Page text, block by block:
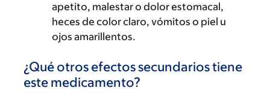
apetito, malestar o dolor estomacal,
heces de color claro, vómitos o piel u
ojos amarillentos.
¿Qué otros efectos secundarios tiene
este medicamento?